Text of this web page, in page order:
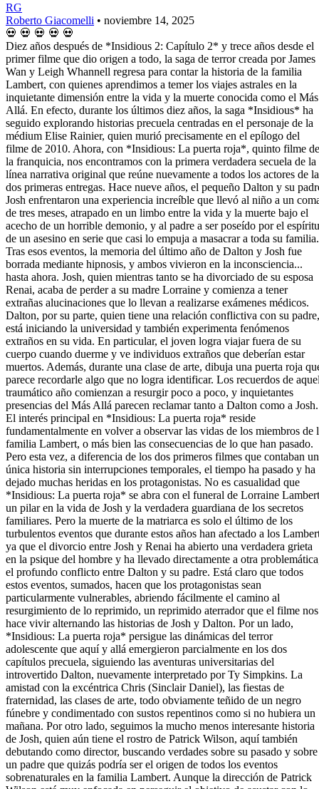
RG
Roberto Giacomelli • noviembre 14, 2025
💀 💀 💀 💀 💀
Diez años después de *Insidious 2: Capítulo 2* y trece años desde el
primer filme que dio origen a todo, la saga de terror creada por James
Wan y Leigh Whannell regresa para contar la historia de la familia
Lambert, con quienes aprendimos a temer los viajes astrales en la
inquietante dimensión entre la vida y la muerte conocida como el Más
Allá. En efecto, durante los últimos diez años, la saga *Insidious* ha
seguido explorando historias precuela centradas en el personaje de la
médium Elise Rainier, quien murió precisamente en el epílogo del
filme de 2010. Ahora, con *Insidious: La puerta roja*, quinto filme de
la franquicia, nos encontramos con la primera verdadera secuela de la
línea narrativa original que reúne nuevamente a todos los actores de
dos primeras entregas. Hace nueve años, el pequeño Dalton y su
Josh enfrentaron una experiencia increíble que llevó al niño a un
de tres meses, atrapado en un limbo entre la vida y la muerte bajo el
acecho de un horrible demonio, y al padre a ser poseído por el espíritu
de un asesino en serie que casi lo empuja a masacrar a toda su familia.
Tras esos eventos, la memoria del último año de Dalton y Josh fue
borrada mediante hipnosis, y ambos vivieron en la inconsciencia...
hasta ahora. Josh, quien mientras tanto se ha divorciado de su esposa
Renai, acaba de perder a su madre Lorraine y comienza a tener
extrañas alucinaciones que lo llevan a realizarse exámenes médicos.
Dalton, por su parte, quien tiene una relación conflictiva con su padre,
está iniciando la universidad y también experimenta fenómenos
extraños en su vida. En particular, el joven logra viajar fuera de su
cuerpo cuando duerme y ve individuos extraños que deberían estar
muertos. Además, durante una clase de arte, dibuja una puerta roja
parece recordarle algo que no logra identificar. Los recuerdos de
traumático año comienzan a resurgir poco a poco, y inquietantes
presencias del Más Allá parecen reclamar tanto a Dalton como a Josh.
El interés principal en *Insidious: La puerta roja* reside
fundamentalmente en volver a observar las vidas de los miembros de
familia Lambert, o más bien las consecuencias de lo que han pasado.
Pero esta vez, a diferencia de los dos primeros filmes que contaban
única historia sin interrupciones temporales, el tiempo ha pasado y ha
dejado muchas heridas en los protagonistas. No es casualidad que
*Insidious: La puerta roja* se abra con el funeral de Lorraine
un pilar en la vida de Josh y la verdadera guardiana de los secretos
familiares. Pero la muerte de la matriarca es solo el último de los
turbulentos eventos que durante estos años han afectado a los
ya que el divorcio entre Josh y Renai ha abierto una verdadera grieta
en la psique del hombre y ha llevado directamente a otra
el profundo conflicto entre Dalton y su padre. Está claro que todos
estos eventos, sumados, hacen que los protagonistas sean
particularmente vulnerables, abriendo fácilmente el camino al
resurgimiento de lo reprimido, un reprimido aterrador que el filme nos
hace vivir alternando las historias de Josh y Dalton. Por un lado,
*Insidious: La puerta roja* persigue las dinámicas del terror
adolescente que aquí y allá emergieron parcialmente en los dos
capítulos precuela, siguiendo las aventuras universitarias del
introvertido Dalton, nuevamente interpretado por Ty Simpkins. La
amistad con la excéntrica Chris (Sinclair Daniel), las fiestas de
fraternidad, las clases de arte, todo obviamente teñido de un negro
fúnebre y condimentado con sustos repentinos como si no hubiera un
mañana. Por otro lado, seguimos la mucho menos interesante historia
de Josh, quien aún tiene el rostro de Patrick Wilson, aquí también
debutando como director, buscando verdades sobre su pasado y sobre
un padre que quizás podría ser el origen de todos los eventos
sobrenaturales en la familia Lambert. Aunque la dirección de Patrick